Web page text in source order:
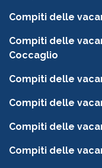
Compiti delle
Compiti delle
Coccaglio
Compiti delle
Compiti delle
Compiti delle
Compiti delle